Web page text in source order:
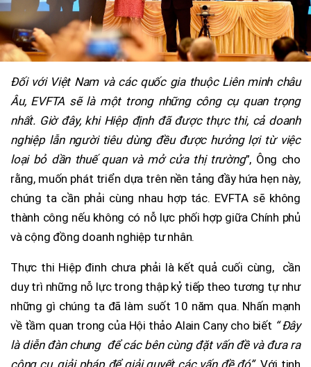
Đối với Việt Nam và các quốc gia thuộc Liên minh châu
Âu, EVFTA sẽ là một trong những công cụ quan trọng
nhất. Giờ đây, khi Hiệp định đã được thực thi, cả doanh
nghiệp lẫn người tiêu dùng đều được hưởng lợi từ việc
loại bỏ dần thuế quan và mở cửa thị trường”, Ông cho
rằng, muốn phát triển dựa trên nền tảng đầy hứa hẹn này,
chúng ta cần phải cùng nhau hợp tác. EVFTA sẽ không
thành công nếu không có nỗ lực phối hợp giữa Chính phủ
và cộng đồng doanh nghiệp tư nhân.
Thực thi Hiệp đinh chưa phải là kết quả cuối cùng, cần
duy trì những nỗ lực trong thập kỷ tiếp theo tương tự như
những gì chúng ta đã làm suốt 10 năm qua. Nhấn mạnh
về tầm quan trong của Hội thảo Alain Cany cho biết “ Đây
là diễn đàn chung để các bên cùng đặt vấn đề và đưa ra